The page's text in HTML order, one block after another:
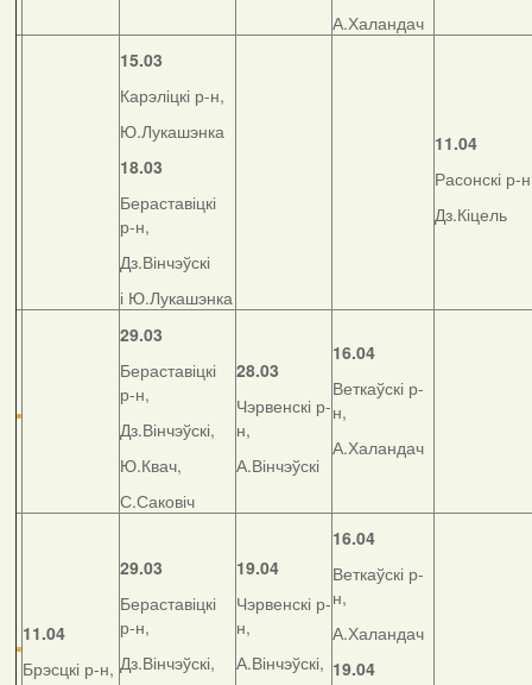
А.Халандач
15.03
Карэліцкі р-н,
Ю.Лукашэнка
18.03
Бераставіцкі
р-н,
Дз.Вінчэўскі
і Ю.Лукашэнка
11.04
Расонскі р-
Дз.Кіцель
29.03
Бераставіцкі
р-н,
Дз.Вінчэўскі,
Ю.Квач,
С.Саковіч
28.03
Чэрвенскі р-
н,
А.Вінчэўскі
16.04
Веткаўскі р-
н,
А.Халандач
11.04
Брэсцкі р-н,
29.03
Бераставіцкі
р-н,
Дз.Вінчэўскі,
19.04
Чэрвенскі р-
н,
А.Вінчэўскі,
16.04
Веткаўскі р-
н,
А.Халандач
19.04